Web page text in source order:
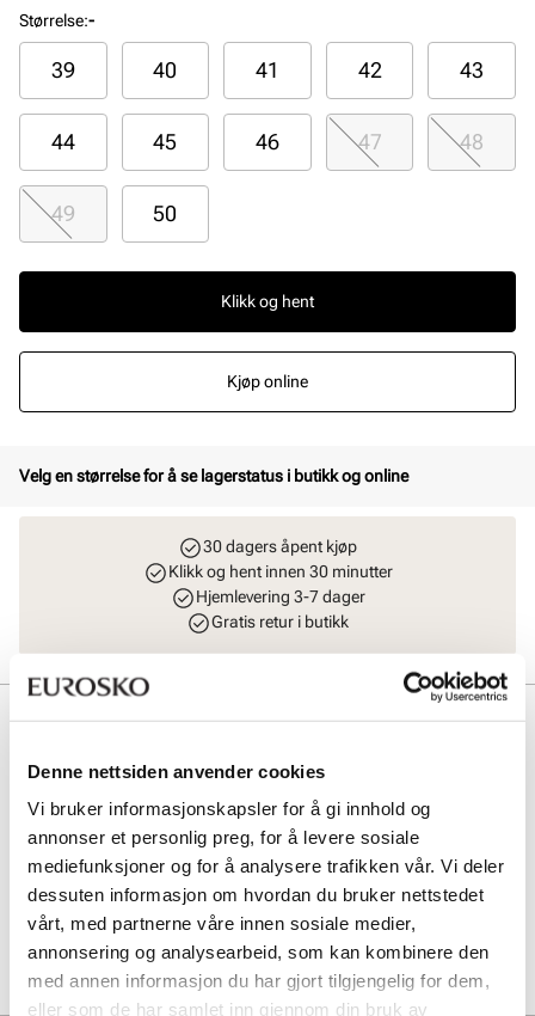
Denne nettsiden anvender cookies
Vi bruker informasjonskapsler for å gi innhold og
annonser et personlig preg, for å levere sosiale
mediefunksjoner og for å analysere trafikken vår. Vi deler
dessuten informasjon om hvordan du bruker nettstedet
vårt, med partnerne våre innen sosiale medier,
annonsering og analysearbeid, som kan kombinere den
med annen informasjon du har gjort tilgjengelig for dem,
eller som de har samlet inn gjennom din bruk av
perfekt for hverdagsbruk. En pålitelig og tidløs
favoritt. Farge: Habana
Størrelse:-
39 40 41 42 43
44 45 46 47 48
49 50
Klikk og hent
Kjøp online
Velg en størrelse for å se lagerstatus i butikk og online
30 dagers åpent kjøp
Klikk og hent innen 30 minutter
Hjemlevering 3-7 dager
Gratis retur i butikk
Beskrivelse
BIRKENSTOCK Arizona SFB LEOI Regular er en klassisk
tilpasning. Den myke skinninnersålen og ergonomiske fotsengen gir
utmerket komfort og støtte hele dagen. Syntet/gummisålen sikrer
godt grep og slitestyrke, perfekt for hverdagsbruk. En pålitelig og
tidløs favoritt. Farge: Habana
11276400
Lev. art. nr
452761